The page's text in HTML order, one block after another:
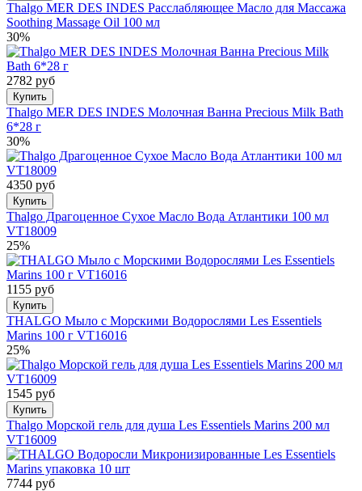
Thalgo MER DES INDES Расслабляющее Масло для Массажа
Soothing Massage Oil 100 мл
30%
2782 руб
Купить
Thalgo MER DES INDES Молочная Ванна Precious Milk Bath
6*28 г
30%
4350 руб
Купить
Thalgo Драгоценное Сухое Масло Вода Атлантики 100 мл
VT18009
25%
1155 руб
Купить
THALGO Мыло с Морскими Водорослями Les Essentiels
Marins 100 г VT16016
25%
1545 руб
Купить
Thalgo Морской гель для душа Les Essentiels Marins 200 мл
VT16009
7744 руб